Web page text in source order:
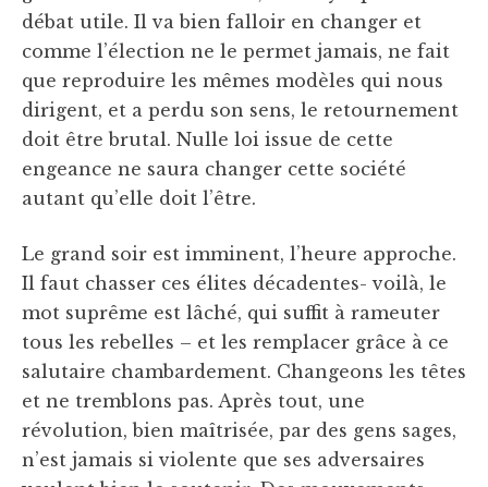
débat utile. Il va bien falloir en changer et
comme l’élection ne le permet jamais, ne fait
que reproduire les mêmes modèles qui nous
dirigent, et a perdu son sens, le retournement
doit être brutal. Nulle loi issue de cette
engeance ne saura changer cette société
autant qu’elle doit l’être.
Le grand soir est imminent, l’heure approche.
Il faut chasser ces élites décadentes- voilà, le
mot suprême est lâché, qui suffit à rameuter
tous les rebelles – et les remplacer grâce à ce
salutaire chambardement. Changeons les têtes
et ne tremblons pas. Après tout, une
révolution, bien maîtrisée, par des gens sages,
n’est jamais si violente que ses adversaires